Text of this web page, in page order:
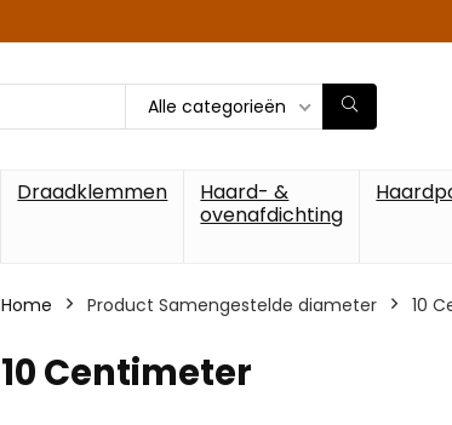
Alle categorieën
Draadklemmen
Haard- &
ovenafdichting
Home Product Samengestelde diameter ‎10
‎10 Centimeter